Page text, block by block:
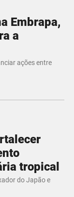
Embrapa,
a
ações entre
tropical
do Japão e